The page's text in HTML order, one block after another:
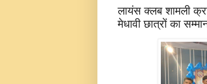
लायंस क्लब शामली
मेधावी छात्रों का